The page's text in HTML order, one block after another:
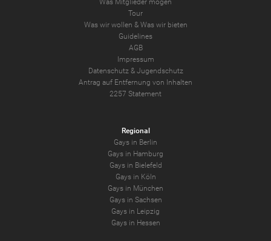
Was Mitglieder mögen
Tour
Was wir wollen & Was wir bieten
Guidelines
AGB
Impressum
Datenschutz& Jugendschutz
Antrag auf Entfernung von Inhalten
2257 Statement
Regional
Gays in Berlin
Gays in Hamburg
Gays in Bielefeld
Gays in Köln
Gays in München
Gays in Sachsen
Gays in Leipzig
Gays in Hessen